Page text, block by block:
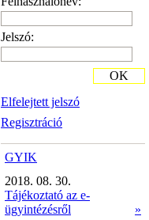
Jelszó:
Elfelejtett jelszó
Regisztráció
OK
GYIK
2018. 08. 30.
Tájékoztató az e-
ügyintézésről
»